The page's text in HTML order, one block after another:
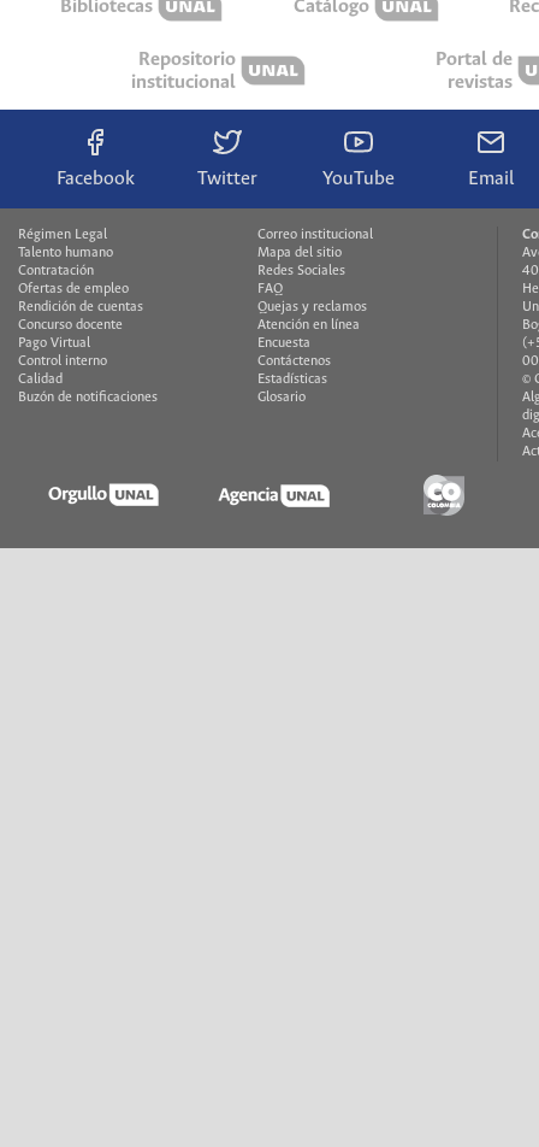
Bibliotecas Catálogo
Repositorio
institucional
Portal de
revistas
Facebook Twitter YouTube Email
Régimen Legal
Talento humano
Contratación
Ofertas de empleo
Rendición de cuentas
Concurso docente
Pago Virtual
Control interno
Calidad
Buzón de notificaciones
Correo institucional
Mapa del sitio
Redes Sociales
FAQ
Quejas y reclamos
Atención en línea
Encuesta
Contáctenos
Estadísticas
Glosario
©